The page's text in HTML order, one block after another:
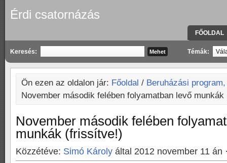
Érdi csatornázás
FŐOLDAL
Keresés: Témák:
Ön ezen az oldalon jár: Főoldal / Beruházási
November második felében folyamatban levő
November második felében
munkák (frissítve!)
Közzétéve: Simó Károly által 2012 november 11 án